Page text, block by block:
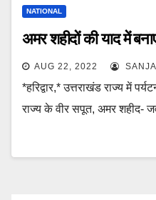
NATIONAL
अमर शहीदों की याद में
AUG 22, 2022
*हरिद्वार,* उत्तराखंड राज्य में
राज्य के वीर सपूत, अमर शहीद-